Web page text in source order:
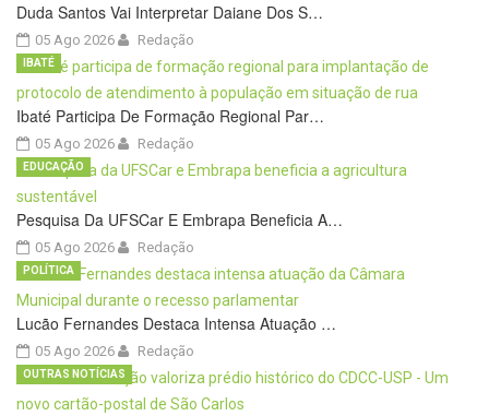
Duda Santos Vai Interpretar Daiane Dos S…
05 Ago 2026 Redação
Ibaté Participa De Formação Regional Par…
05 Ago 2026
IBATÉ
Redação
Pesquisa Da UFSCar E Embrapa Beneficia A…
05 Ago 2026
EDUCAÇÃO
Redação
Lucão Fernandes Destaca Intensa Atuação …
05 Ago 2026
POLÍTICA
Redação
OUTRAS NOTÍCIAS